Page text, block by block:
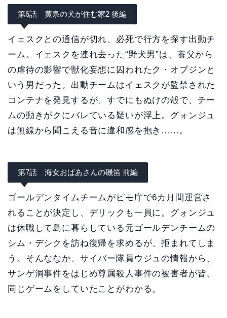
第6話 黄泉の犬が住む家2 後編
イェスクとの通信が切れ、必死で行方を探す出動チ
ーム。イェスクを連れ去った“野犬男”は、養父から
の虐待の影響で獣化妄想に囚われたク・オプジンと
いう男だった。出動チームはイェスクが監禁された
コンテナを発見するが、すでにもぬけの殻で、チー
ムの動きがクにバレている疑いが浮上。グォンジュ
は無線から聞こえる音に違和感を抱き……。
第7話 海女おばあさんの磯笛 前編
ゴールデンタイムチームがピモ庁で6カ月間運営さ
れることが決定し、デリックも一員に。グォンジュ
は休職して島に暮らしている元ゴールデンチームの
シム・デシクを訪ね復帰を求めるが、拒まれてしま
う。そんななか、サイバー隊員ウジュの情報から、
サンゲ洞事件をはじめ尊属殺人事件の被害者が皆、
同じゲームをしていたことがわかる。